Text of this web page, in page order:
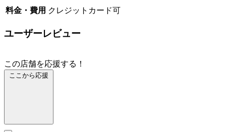
料金・費用 クレジットカード可
ユーザーレビュー
この店舗を応援する！
ここから応援